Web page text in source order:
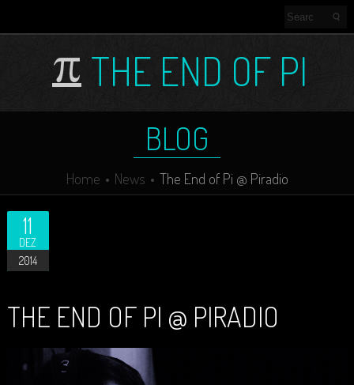
THE END OF PI
BLOG
Home News The End of Pi @ Piradio
11
DEZ
2014
THE END OF PI @ PIRADIO